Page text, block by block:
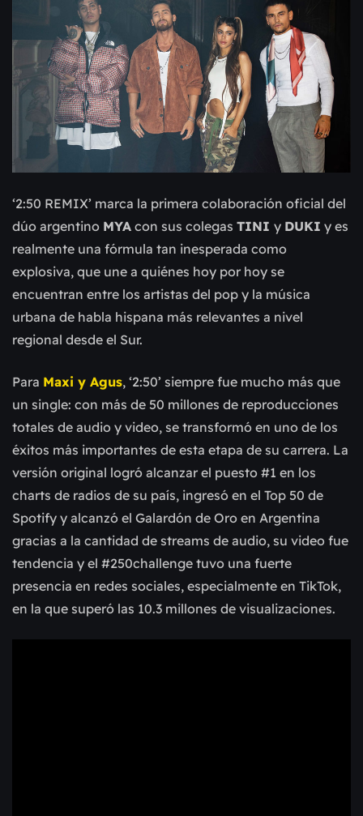
‘2:50 REMIX’ marca la primera colaboración oficial del
dúo argentino MYA con sus colegas TINI y DUKI y es
realmente una fórmula tan inesperada como
explosiva, que une a quiénes hoy por hoy se
encuentran entre los artistas del pop y la música
urbana de habla hispana más relevantes a nivel
regional desde el Sur.
Para Maxi y Agus, ‘2:50’ siempre fue mucho más que
un single: con más de 50 millones de reproducciones
totales de audio y video, se transformó en uno de los
éxitos más importantes de esta etapa de su carrera. La
versión original logró alcanzar el puesto #1 en los
charts de radios de su país, ingresó en el Top 50 de
Spotify y alcanzó el Galardón de Oro en Argentina
gracias a la cantidad de streams de audio, su video fue
tendencia y el #250challenge tuvo una fuerte
presencia en redes sociales, especialmente en TikTok,
en la que superó las 10.3 millones de visualizaciones.